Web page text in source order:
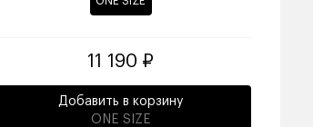
11 190 ₽
Добавить в корзину
ONE SIZE